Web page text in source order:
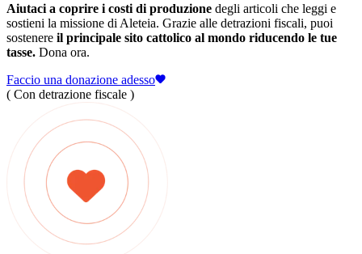
Aiutaci a coprire i costi di produzione degli articoli che leggi e
sostieni la missione di Aleteia. Grazie alle detrazioni fiscali, puoi
sostenere il principale sito cattolico al mondo riducendo le tue
tasse. Dona ora.
Faccio una donazione adesso
( Con detrazione fiscale )